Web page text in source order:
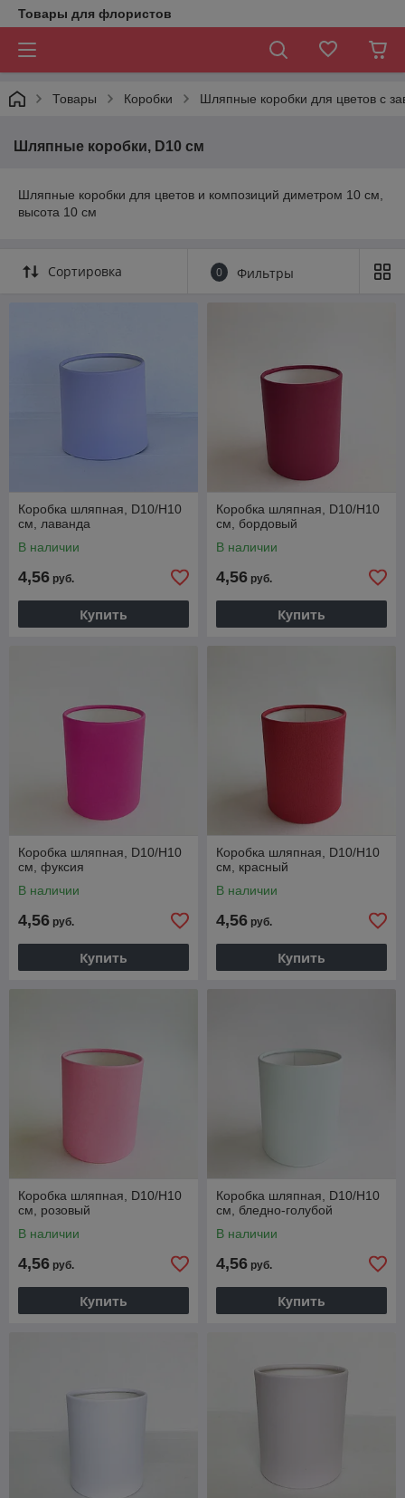
Товары для флористов
Товары Коробки Шляпные коробки для цветов с
Шляпные коробки, D10 см
Шляпные коробки для цветов и композиций диметром 10 см,
высота 10 см
Сортировка 0 Фильтры
Коробка шляпная, D10/H10
см, лаванда
В наличии
4,56 руб.
Купить
Коробка шляпная, D10/H10
см, бордовый
В наличии
4,56 руб.
Купить
Коробка шляпная, D10/H10
см, фуксия
В наличии
4,56 руб.
Купить
Коробка шляпная, D10/H10
см, красный
В наличии
4,56 руб.
Купить
Коробка шляпная, D10/H10
см, розовый
В наличии
4,56 руб.
Купить
Коробка шляпная, D10/H10
см, бледно-голубой
В наличии
4,56 руб.
Купить